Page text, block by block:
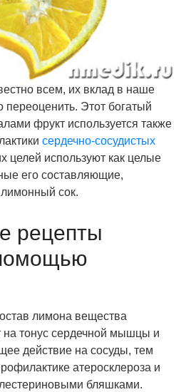
всем, их вклад в наше
Этот богатый
фрукт используется также
сердечно-сосудистых
целей используют как целые
его составляющие,
сок.
рецепты
лимона вещества
на тонус сердечной мышцы и
действие на сосуды, тем
атеросклероза и
бляшками.